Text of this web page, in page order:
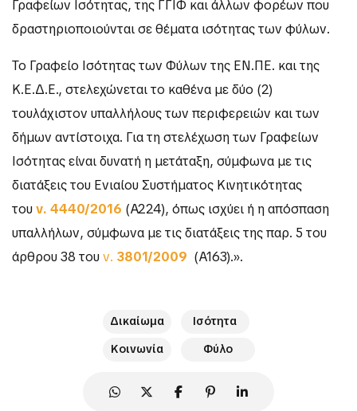
Γραφείων Ισότητας, της ΓΓΙΦ και άλλων φορέων που
δραστηριοποιούνται σε θέματα ισότητας των φύλων.
Το Γραφείo Ισότητας των Φύλων της ΕΝ.ΠΕ. και της
Κ.Ε.Δ.Ε., στελεχώνεται το καθένα με δύο (2)
τουλάχιστον υπαλλήλους των περιφερειών και των
δήμων αντίστοιχα. Για τη στελέχωση των Γραφείων
Ισότητας είναι δυνατή η μετάταξη, σύμφωνα με τις
διατάξεις του Ενιαίου Συστήματος Κινητικότητας
τουν. 4440/2016 (Α΄224), όπως ισχύει ή η απόσπαση
υπαλλήλων, σύμφωνα με τις διατάξεις της παρ. 5 του
άρθρου 38 τουν. 3801/2009 (Α΄163).».
Δικαίωμα
Ισότητα
Κοινωνία
Φύλο